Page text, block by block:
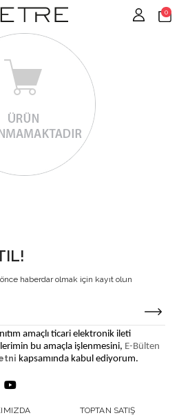
0
haberdar olmak için kayıt olun
amaçlı ticari elektronik ileti
bu amaçla işlenmesini, E-Bülten
kapsamında kabul ediyorum.
TOPTAN SATIŞ